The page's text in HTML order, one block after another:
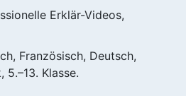
Erklär-Videos,
Französisch, Deutsch,
5.–13. Klasse.